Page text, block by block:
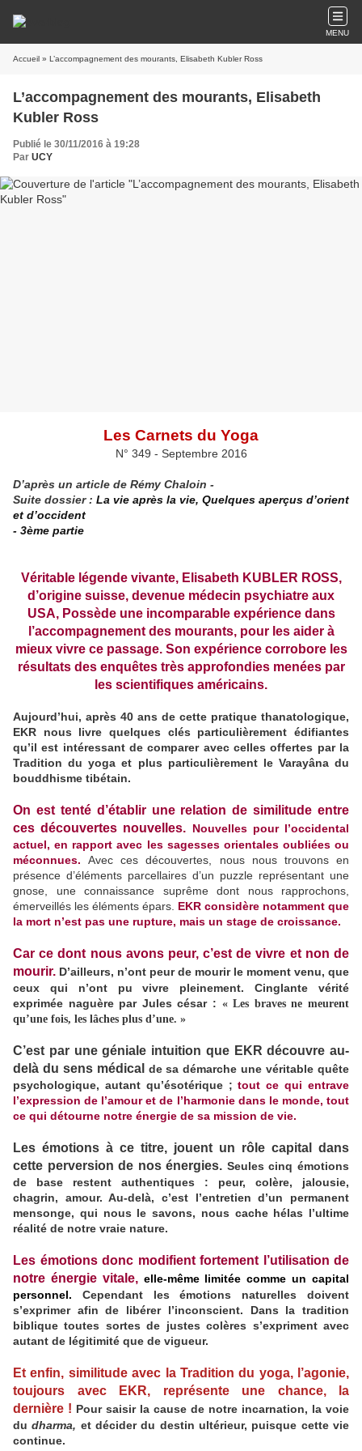
MENU
Accueil » L’accompagnement des mourants, Elisabeth Kubler Ross
L’accompagnement des mourants, Elisabeth
Kubler Ross
Publié le 30/11/2016 à 19:28
Par UCY
Les Carnets du Yoga
N° 349 - Septembre 2016
D’après un article de Rémy Chaloin -
Suite dossier : La vie après la vie, Quelques aperçus d’orient
et d’occident
- 3ème partie
Véritable légende vivante, Elisabeth KUBLER ROSS,
d’origine suisse, devenue médecin psychiatre aux
USA, Possède une incomparable expérience dans
l’accompagnement des mourants, pour les aider à
mieux vivre ce passage. Son expérience corrobore les
résultats des enquêtes très approfondies menées par
les scientifiques américains.
Aujourd’hui, après 40 ans de cette pratique thanatologique,
EKR nous livre quelques clés particulièrement édifiantes
qu’il est intéressant de comparer avec celles offertes par la
Tradition du yoga et plus particulièrement le Varayâna du
bouddhisme tibétain.
On est tenté d’établir une relation de similitude entre
ces découvertes nouvelles. Nouvelles pour l’occidental
actuel, en rapport avec les sagesses orientales oubliées ou
méconnues.Avec ces découvertes, nous nous trouvons en
présence d’éléments parcellaires d’un puzzle représentant une
gnose, une connaissance suprême dont nous rapprochons,
émerveillés les éléments épars. EKR considère notamment que
la mort n’est pas une rupture, mais un stage de croissance.
Car ce dont nous avons peur, c’est de vivre et non de
mourir. D’ailleurs, n’ont peur de mourir le moment venu, que
ceux qui n’ont pu vivre pleinement. Cinglante vérité
exprimée naguère par Jules césar : « Les braves ne meurent
qu’une fois, les lâches plus d’une. »
C’est par une géniale intuition que EKR découvre au-
delà du sens médical de sa démarche une véritable quête
psychologique, autant qu’ésotérique ;tout ce qui entrave
l’expression de l’amour et de l’harmonie dans le monde, tout
ce qui détourne notre énergie de sa mission de vie.
Les émotions à ce titre, jouent un rôle capital dans
cette perversion de nos énergies. Seules cinq émotions
de base restent authentiques : peur, colère, jalousie,
chagrin, amour. Au-delà, c’est l’entretien d’un permanent
mensonge, qui nous le savons, nous cache hélas l’ultime
réalité de notre vraie nature.
Les émotions donc modifient fortement l’utilisation de
notre énergie vitale, elle-même limitée comme un capital
personnel.
Cependant les émotions naturelles doivent
s’exprimer afin de libérer l’inconscient. Dans la tradition
biblique toutes sortes de justes colères s’expriment avec
autant de légitimité que de vigueur.
Et enfin, similitude avec la Tradition du yoga, l’agonie,
toujours avec EKR, représente une chance, la
dernière ! Pour saisir la cause de notre incarnation, la voie
dudharma, et décider du destin ultérieur, puisque cette vie
continue.